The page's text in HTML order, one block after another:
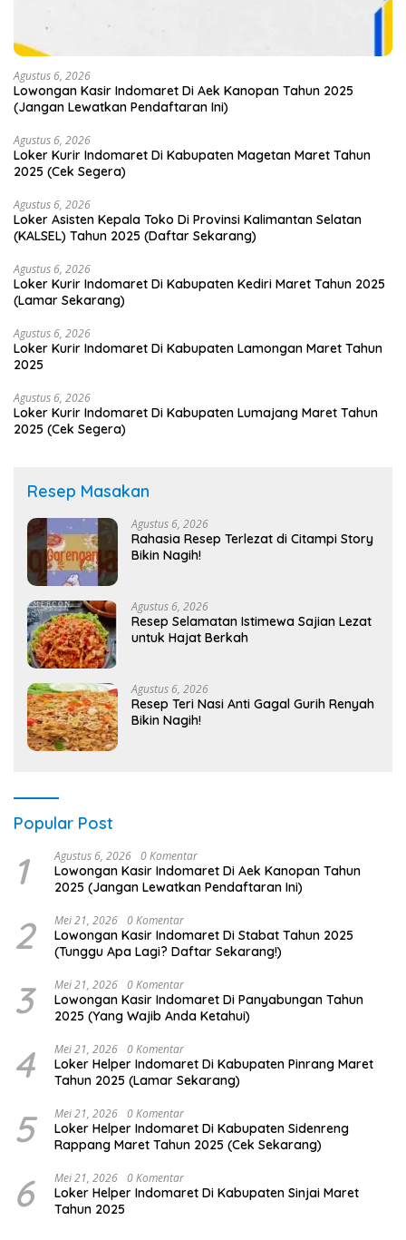
Agustus 6, 2026
Lowongan Kasir Indomaret Di Aek Kanopan Tahun 2025
(Jangan Lewatkan Pendaftaran Ini)
Agustus 6, 2026
Loker Kurir Indomaret Di Kabupaten Magetan Maret Tahun
2025 (Cek Segera)
Agustus 6, 2026
Loker Asisten Kepala Toko Di Provinsi Kalimantan Selatan
(KALSEL) Tahun 2025 (Daftar Sekarang)
Agustus 6, 2026
Loker Kurir Indomaret Di Kabupaten Kediri Maret Tahun 2025
(Lamar Sekarang)
Agustus 6, 2026
Loker Kurir Indomaret Di Kabupaten Lamongan Maret Tahun
2025
Agustus 6, 2026
Loker Kurir Indomaret Di Kabupaten Lumajang Maret Tahun
2025 (Cek Segera)
Resep Masakan
Agustus 6, 2026
Rahasia Resep Terlezat di Citampi Story
Bikin Nagih!
Agustus 6, 2026
Resep Selamatan Istimewa Sajian Lezat
untuk Hajat Berkah
Agustus 6, 2026
Resep Teri Nasi Anti Gagal Gurih Renyah
Bikin Nagih!
Popular Post
1 Agustus 6, 2026 0 Komentar
Lowongan Kasir Indomaret Di Aek Kanopan Tahun
2025 (Jangan Lewatkan Pendaftaran Ini)
2 Mei 21, 2026 0 Komentar
Lowongan Kasir Indomaret Di Stabat Tahun 2025
(Tunggu Apa Lagi? Daftar Sekarang!)
3 Mei 21, 2026 0 Komentar
Lowongan Kasir Indomaret Di Panyabungan Tahun
2025 (Yang Wajib Anda Ketahui)
4 Mei 21, 2026 0 Komentar
Loker Helper Indomaret Di Kabupaten Pinrang Maret
Tahun 2025 (Lamar Sekarang)
5 Mei 21, 2026 0 Komentar
Loker Helper Indomaret Di Kabupaten Sidenreng
Rappang Maret Tahun 2025 (Cek Sekarang)
6 Mei 21, 2026 0 Komentar
Loker Helper Indomaret Di Kabupaten Sinjai Maret
Tahun 2025